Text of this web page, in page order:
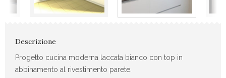
Descrizione
Progetto cucina moderna laccata bianco con top in
abbinamento al rivestimento parete.